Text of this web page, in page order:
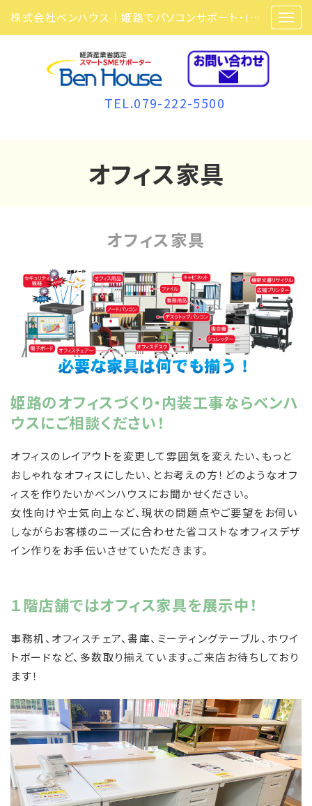
株式会社ベンハウス｜姫路でパソコンサポート・ITサポート・ITセキュリティ・複合機・ビジネスフォンなら弊社にお任せ
TEL.079-222-5500
オフィス家具
オフィス家具
姫路のオフィスづくり・内装工事ならベンハ
ウスにご相談ください！
オフィスのレイアウトを変更して雰囲気を変えたい、もっと
おしゃれなオフィスにしたい、とお考えの方！どのようなオフ
ィスを作りたいかベンハウスにお聞かせください。
女性向けや士気向上など、現状の問題点やご要望をお伺い
しながらお客様のニーズに合わせた省コストなオフィスデザ
イン作りをお手伝いさせていただきます。
１階店舗ではオフィス家具を展示中！
事務机、オフィスチェア、書庫、ミーティングテーブル、ホワイ
トボードなど、多数取り揃えています。ご来店お待ちしており
ます！